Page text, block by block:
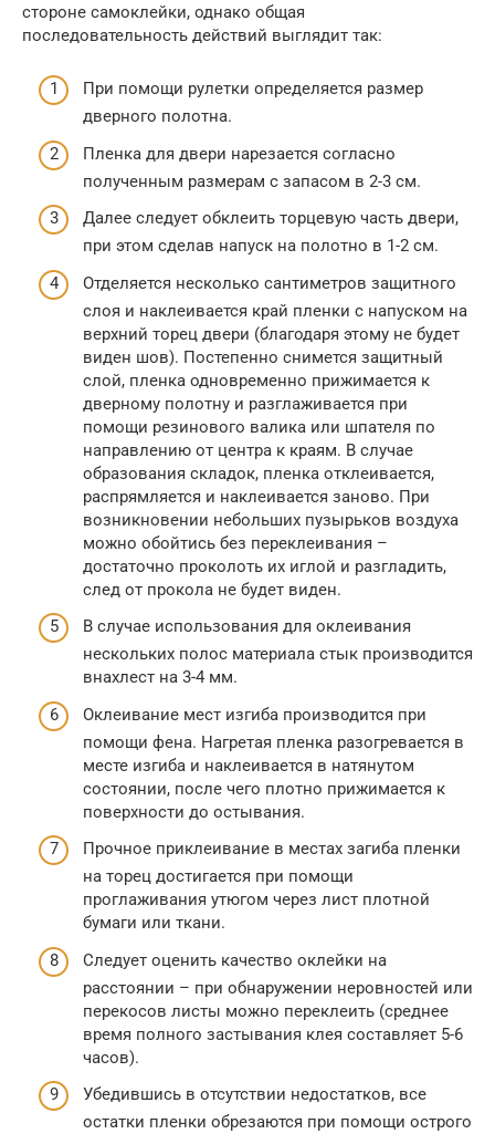
стороне самоклейки, однако общая
последовательность действий выглядит так:
При помощи рулетки определяется размер
дверного полотна.
Пленка для двери нарезается согласно
полученным размерам с запасом в 2-3 см.
Далее следует обклеить торцевую часть двери,
при этом сделав напуск на полотно в 1-2 см.
Отделяется несколько сантиметров защитного
слоя и наклеивается край пленки с напуском на
верхний торец двери (благодаря этому не будет
виден шов). Постепенно снимется защитный
слой, пленка одновременно прижимается к
дверному полотну и разглаживается при
помощи резинового валика или шпателя по
направлению от центра к краям. В случае
образования складок, пленка отклеивается,
распрямляется и наклеивается заново. При
возникновении небольших пузырьков воздуха
можно обойтись без переклеивания –
достаточно проколоть их иглой и разгладить,
след от прокола не будет виден.
В случае использования для оклеивания
нескольких полос материала стык производится
внахлест на 3-4 мм.
Оклеивание мест изгиба производится при
помощи фена. Нагретая пленка разогревается в
месте изгиба и наклеивается в натянутом
состоянии, после чего плотно прижимается к
поверхности до остывания.
Прочное приклеивание в местах загиба пленки
на торец достигается при помощи
проглаживания утюгом через лист плотной
бумаги или ткани.
Следует оценить качество оклейки на
расстоянии – при обнаружении неровностей или
перекосов листы можно переклеить (среднее
время полного застывания клея составляет 5-6
часов).
Убедившись в отсутствии недостатков, все
остатки пленки обрезаются при помощи острого